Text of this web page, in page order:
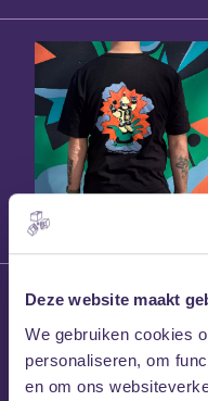
Deze website maakt
We gebruiken cookies
personaliseren, om
en om ons